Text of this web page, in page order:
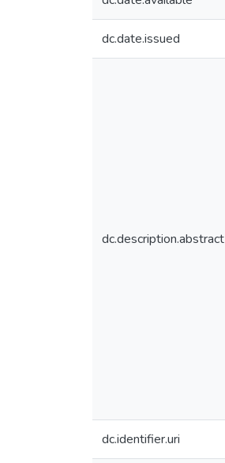
dc.date.issued
dc.description.abstract
dc.identifier.uri